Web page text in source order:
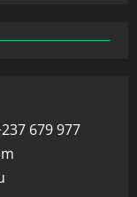
679 977